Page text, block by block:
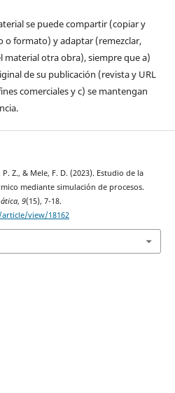
se puede compartir (copiar y
o formato) y adaptar (remezclar,
otra obra), siempre que a)
de su publicación (revista y URL
comerciales y c) se mantengan
Z., & Mele, F. D. (2023). Estudio de la
mediante simulación de procesos.
, 9(15), 7-18.
view/18162